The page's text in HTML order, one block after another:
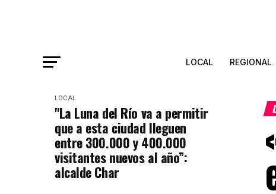
LOCAL REGIONAL
LOCAL
"La Luna del Río va a permitir
que a esta ciudad lleguen
entre 300.000 y 400.000
visitantes nuevos al año”:
alcalde Char